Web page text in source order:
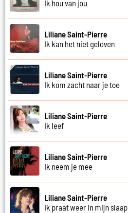
Ik hou van jou
Liliane Saint-Pierre
Ik kan het niet geloven
Liliane Saint-Pierre
Ik kom zacht naar je toe
Liliane Saint-Pierre
Ik leef
Liliane Saint-Pierre
Ik neem je mee
Liliane Saint-Pierre
Ik praat weer in mijn slaap